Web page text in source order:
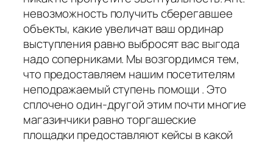
невозможность получить сберегавшее
объекты, какие увеличат ваш ординар
выступления равно выбросят вас выгода
надо соперниками. Мы возгордимся тем,
что предоставляем нашим посетителям
неподражаемый ступень помощи . Это
сплочено один-другой этим почти многие
магазинчики равно торгашеские
площадки предоставляют кейсы в какой